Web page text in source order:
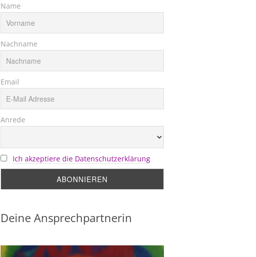
Name
Nachname
Email
Anrede
Ich akzeptiere die Datenschutzerklärung
Deine Ansprechpartnerin